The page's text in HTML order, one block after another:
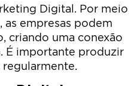
Digital. Por meio
empresas podem
criando uma conexão
É importante produzir